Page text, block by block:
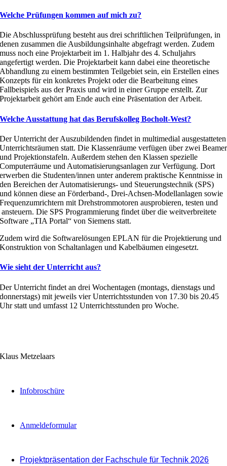
Welche Prüfungen kommen auf mich zu?
Die Abschlussprüfung besteht aus drei schriftlichen Teilprüfungen, in
denen zusammen die Ausbildungsinhalte abgefragt werden. Zudem
muss noch eine Projektarbeit im 1. Halbjahr des 4. Schuljahrs
angefertigt werden. Die Projektarbeit kann dabei eine theoretische
Abhandlung zu einem bestimmten Teilgebiet sein, ein Erstellen eines
Konzepts für ein konkretes Projekt oder die Bearbeitung eines
Fallbeispiels aus der Praxis und wird in einer Gruppe erstellt. Zur
Projektarbeit gehört am Ende auch eine Präsentation der Arbeit.
Welche Ausstattung hat das Berufskolleg Bocholt-West?
Der Unterricht der Auszubildenden findet in multimedial ausgestatteten
Unterrichtsräumen statt. Die Klassenräume verfügen über zwei Beamer
und Projektionstafeln. Außerdem stehen den Klassen spezielle
Computerräume und Automatisierungsanlagen zur Verfügung. Dort
erwerben die Studenten/innen unter anderem praktische Kenntnisse in
den Bereichen der Automatisierungs- und Steuerungstechnik (SPS)
und können diese an Förderband-, Drei-Achsen-Modellanlagen sowie
Frequenzumrichtern mit Drehstrommotoren ausprobieren, testen und
ansteuern. Die SPS Programmierung findet über die weitverbreitete
Software „TIA Portal“ von Siemens statt.
Zudem wird die Softwarelösungen EPLAN für die Projektierung und
Konstruktion von Schaltanlagen und Kabelbäumen eingesetzt.
Wie sieht der Unterricht aus?
Der Unterricht findet an drei Wochentagen (montags, dienstags und
donnerstags) mit jeweils vier Unterrichtsstunden von 17.30 bis 20.45
Uhr statt und umfasst 12 Unterrichtsstunden pro Woche.
Klaus Metzelaars
Infobroschüre
Anmeldeformular
Projektpräsentation der Fachschule für Technik 2026